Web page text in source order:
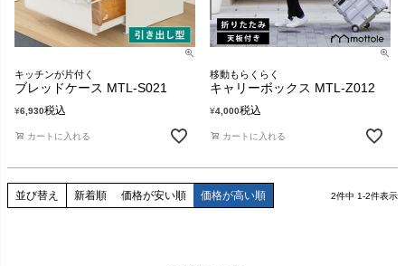
キッチンが片付く
ブレッドケース MTL-S021
¥6,930税込
カートに入れる
移動もらくらく
キャリーボックス MTL-Z012
¥4,000税込
カートに入れる
並び替え 新着順 価格が安い順 価格が高い順 2件中 1-2件表示